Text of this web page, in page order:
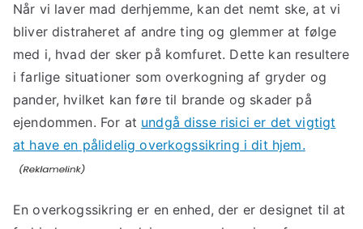
Når vi laver mad derhjemme, kan det nemt ske, at vi
bliver distraheret af andre ting og glemmer at følge
med i, hvad der sker på komfuret. Dette kan resultere
i farlige situationer som overkogning af gryder og
pander, hvilket kan føre til brande og skader på
ejendommen. For at undgå disse risici er det vigtigt
at have en pålidelig overkogssikring i dit hjem.
En overkogssikring er en enhed, der er designet til at